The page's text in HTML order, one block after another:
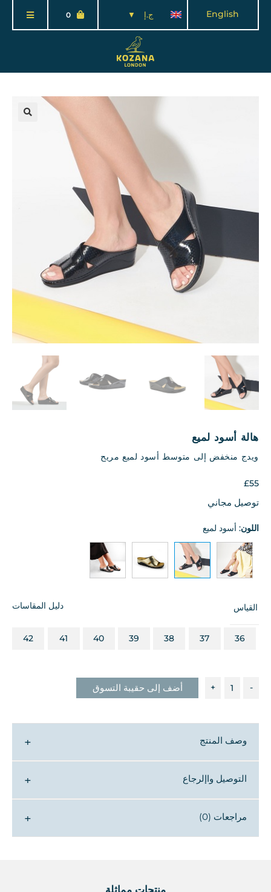
English ج.إ 0
هالة أسود لميع
ويدج منخفض إلى متوسط أسود لميع مريح
£55
توصيل مجاني
اللون: أسود لميع
دليل المقاسات القياس
36
37
38
39
40
41
42
-
+ أضف إلى حقيبة التسوق
وصف المنتج
التوصيل واإلرجاع
مراجعات (0)
منتجات مماثلة